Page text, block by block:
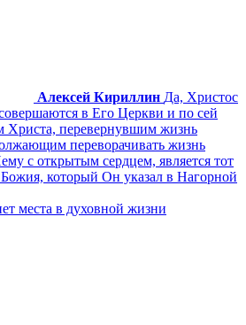
Алексей Кириллин Да, Христос
в Его Церкви и по сей
Христа, перевернувшим жизнь
переворачивать жизнь
с открытым сердцем, является тот
который Он указал в Нагорной
места в духовной жизни